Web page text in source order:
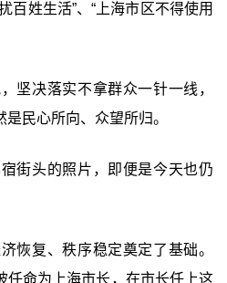
百姓生活”、“上海市区不得使用
坚决落实不拿群众一针一线，
民心所向、众望所归。
街头的照片，即便是今天也仍
恢复、秩序稳定奠定了基础。
任命为上海市长，在市长任上这